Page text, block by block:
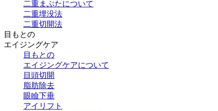
二重まぶたについて
二重埋没法
二重切開法
目もとの
エイジングケア
目もとの
エイジングケアについて
目頭切開
脂肪除去
眼瞼下垂
アイリフト